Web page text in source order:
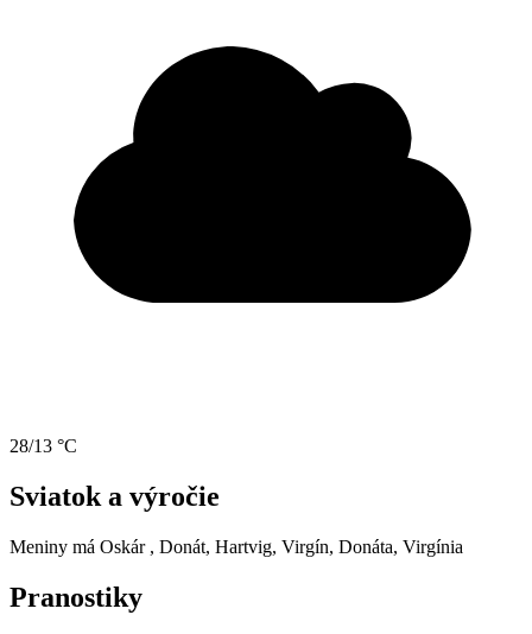
28/13 °C
Sviatok a výročie
Meniny má Oskár , Donát, Hartvig, Virgín, Donáta, Virgínia
Pranostiky